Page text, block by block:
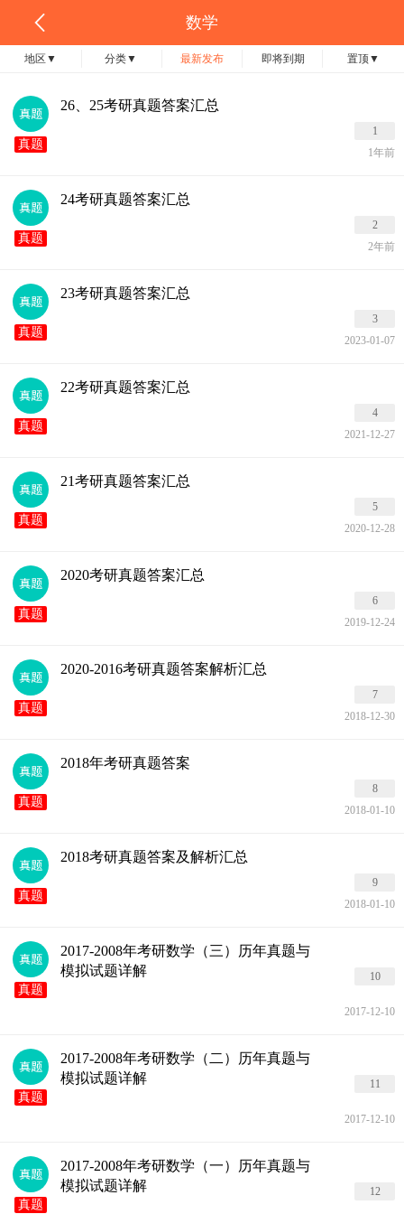
数学
地区 ▼ 分类▼ 最新发布 即将到期 置顶▼
真题
26、25考研真题答案汇总
1
1年前
真题
24考研真题答案汇总
2
2年前
真题
23考研真题答案汇总
3
2023-01-07
真题
22考研真题答案汇总
4
2021-12-27
真题
21考研真题答案汇总
5
2020-12-28
真题
2020考研真题答案汇总
6
2019-12-24
真题
2020-2016考研真题答案解析汇总
7
2018-12-30
真题
2018年考研真题答案
8
2018-01-10
真题
2018考研真题答案及解析汇总
9
2018-01-10
真题
2017-2008年考研数学（三）历年真题与
模拟试题详解
10
2017-12-10
真题
2017-2008年考研数学（二）历年真题与
模拟试题详解
11
2017-12-10
真题
2017-2008年考研数学（一）历年真题与
模拟试题详解
12